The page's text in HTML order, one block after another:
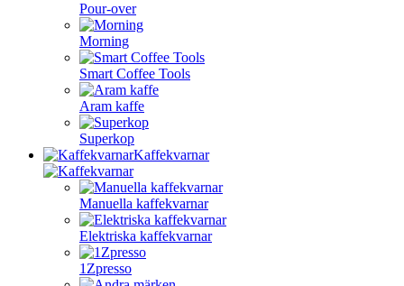
Pour-over
Morning
Smart Coffee Tools
Aram kaffe
Superkop
Kaffekvarnar
Manuella kaffekvarnar
Elektriska kaffekvarnar
1Zpresso